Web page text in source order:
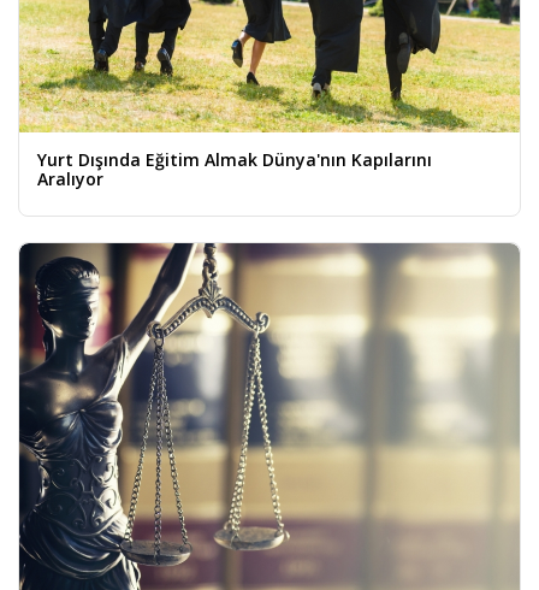
Yurt Dışında Eğitim Almak Dünya'nın Kapılarını
Aralıyor